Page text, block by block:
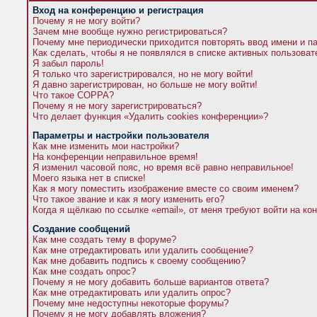
Вход на конференцию и регистрация
Почему я не могу войти?
Зачем мне вообще нужно регистрироваться?
Почему мне периодически приходится повторять ввод имени и
Как сделать, чтобы я не появлялся в списке активных
Я забыл пароль!
Я только что зарегистрировался, но не могу войти!
Я давно зарегистрирован, но больше не могу войти!
Что такое COPPA?
Почему я не могу зарегистрироваться?
Что делает функция «Удалить cookies конференции»?
Параметры и настройки пользователя
Как мне изменить мои настройки?
На конференции неправильное время!
Я изменил часовой пояс, но время всё равно неправильное!
Моего языка нет в списке!
Как я могу поместить изображение вместе со своим именем?
Что такое звание и как я могу изменить его?
Когда я щёлкаю по ссылке «email», от меня требуют войти на
Создание сообщений
Как мне создать тему в форуме?
Как мне отредактировать или удалить сообщение?
Как мне добавить подпись к своему сообщению?
Как мне создать опрос?
Почему я не могу добавить больше вариантов ответа?
Как мне отредактировать или удалить опрос?
Почему мне недоступны некоторые форумы?
Почему я не могу добавлять вложения?